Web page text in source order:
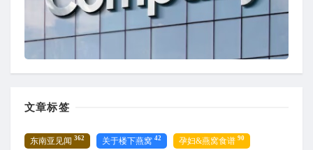
文章标签
东南亚见闻 362 关于楼下燕窝 42 孕妇&燕窝食谱 90